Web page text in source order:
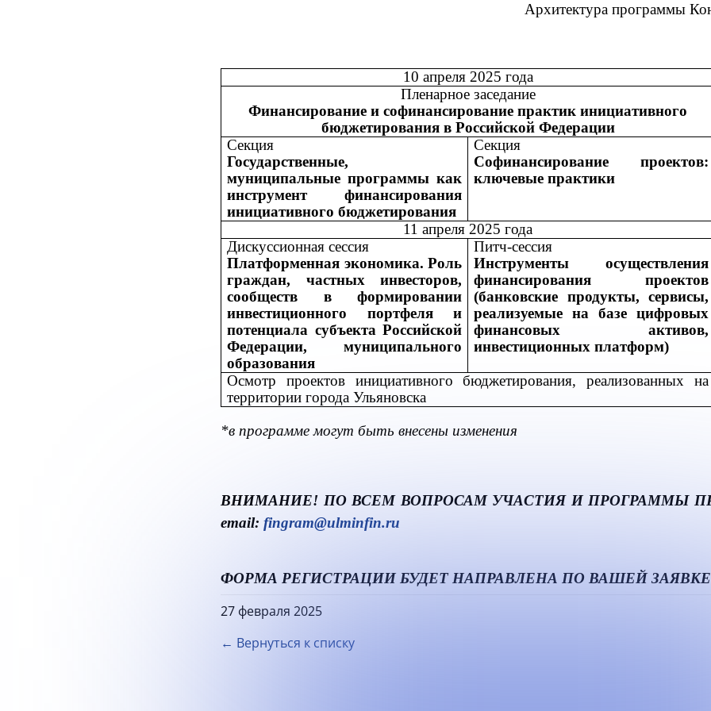
Архитектура программы
10 апреля 2025 года
Пленарное заседание
Финансирование и софинансирование практик инициативного
бюджетирования в Российской Федерации
Секция
Государственные,
муниципальные программы как
инструмент финансирования
инициативного бюджетирования
Секция
Софинансирование проектов:
ключевые практики
11 апреля 2025 года
Дискуссионная сессия
Платформенная экономика. Роль
граждан, частных инвесторов,
сообществ в формировании
инвестиционного портфеля и
потенциала субъекта Российской
Федерации, муниципального
образования
Питч-сессия
Инструменты осуществления
финансирования проектов
(банковские продукты, сервисы,
реализуемые на базе цифровых
финансовых активов,
инвестиционных платформ)
Осмотр проектов инициативного бюджетирования, реализованных на
территории города Ульяновска
*в программе могут быть внесены изменения
ВНИМАНИЕ! ПО ВСЕМ ВОПРОСАМ УЧАСТИЯ И ПРОГРАММЫ
email: fingram@ulminfin.ru
ФОРМА РЕГИСТРАЦИИ БУДЕТ НАПРАВЛЕНА ПО ВАШЕЙ ЗАЯВКЕ на
27 февраля 2025
← Вернуться к списку